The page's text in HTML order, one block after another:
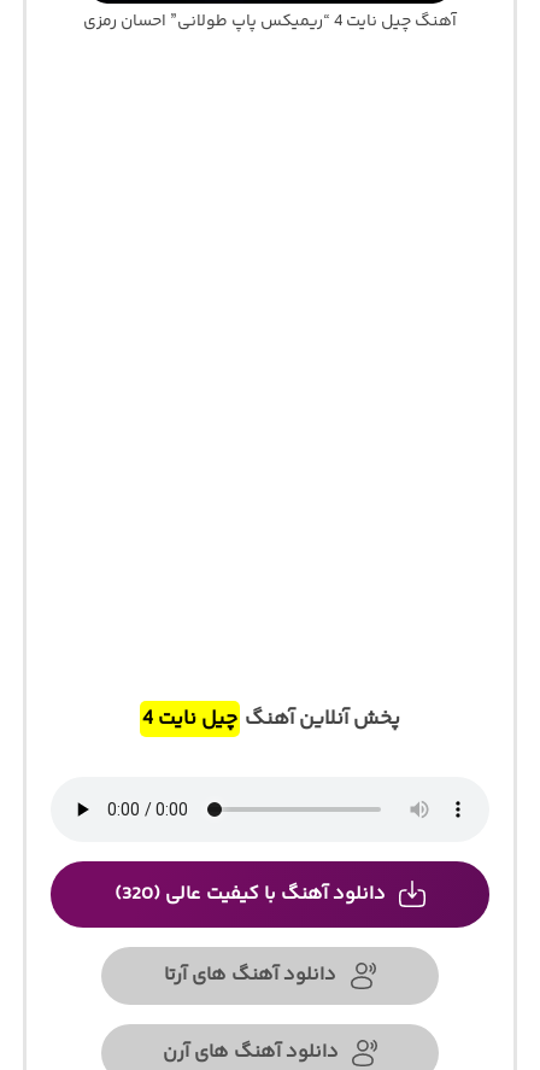
آهنگ چیل نایت 4 “ریمیکس پاپ طولانی” احسان رمزی
پخش آنلاین آهنگ چیل نایت 4
دانلود آهنگ با کیفیت عالی (320)
دانلود آهنگ های آرتا
دانلود آهنگ های آرن